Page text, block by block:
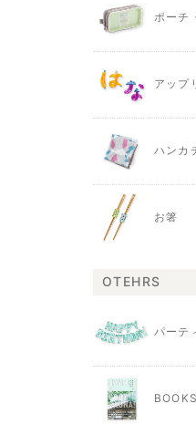
ポーチ
アップ
ハンカ
お箸
OTEHRS
パーテ
BOOKS